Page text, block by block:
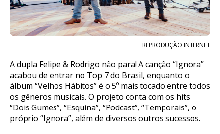
REPRODUÇÃO INTERNET
A dupla Felipe & Rodrigo não para! A canção “Ignora”
acabou de entrar no Top 7 do Brasil, enquanto o
álbum “Velhos Hábitos” é o 5º mais tocado entre todos
os gêneros musicais. O projeto conta com os hits
“Dois Gumes”, “Esquina”, “Podcast”, “Temporais”, o
próprio “Ignora”, além de diversos outros sucessos.